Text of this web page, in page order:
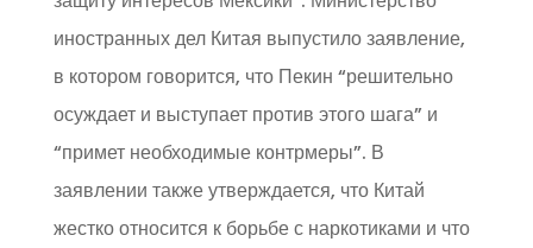
иностранных дел Китая выпустило заявление,
в котором говорится, что Пекин “решительно
осуждает и выступает против этого шага” и
“примет необходимые контрмеры”. В
заявлении также утверждается, что Китай
жестко относится к борьбе с наркотиками и что